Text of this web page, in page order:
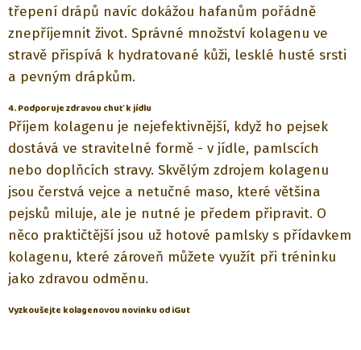
třepení drápů navíc dokážou hafanům pořádně
znepříjemnit život. Správné množství kolagenu ve
stravě přispívá k hydratované kůži, lesklé husté srsti
a pevným drápkům.
4. Podporuje zdravou chuť k jídlu
Příjem kolagenu je nejefektivnější, když ho pejsek
dostává ve stravitelné formě - v jídle, pamlscích
nebo doplňcích stravy. Skvělým zdrojem kolagenu
jsou čerstvá vejce a netučné maso, které většina
pejsků miluje, ale je nutné je předem připravit. O
něco praktičtější jsou už hotové pamlsky s přídavkem
kolagenu, které zároveň můžete využít při tréninku
jako zdravou odměnu.
Vyzkoušejte kolagenovou novinku od iGut